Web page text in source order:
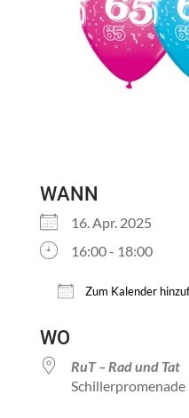
WANN
16. Apr. 2025
16:00 - 18:00
Zum Kalender
WO
RuT – Rad und Tat